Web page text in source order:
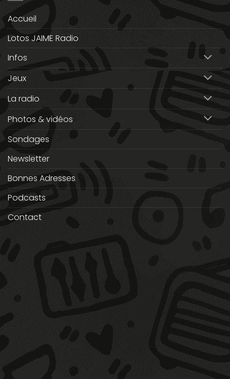
Accueil
Lotos JAIME Radio
Infos
Jeux
La radio
Photos & vidéos
Sondages
Newsletter
Bonnes Adresses
Podcasts
Contact